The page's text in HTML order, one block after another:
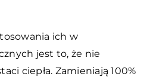
ich w
jest to, że nie
ciepła. Zamieniają 100%